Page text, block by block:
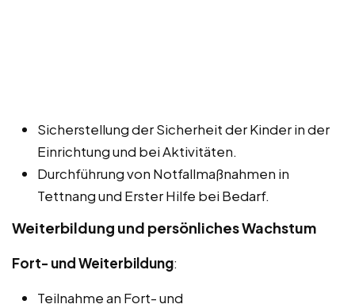
Sicherstellung der Sicherheit der Kinder in der
Einrichtung und bei Aktivitäten.
Durchführung von Notfallmaßnahmen in
Tettnang und Erster Hilfe bei Bedarf.
Weiterbildung und persönliches Wachstum
Fort- und Weiterbildung:
Teilnahme an Fort- und